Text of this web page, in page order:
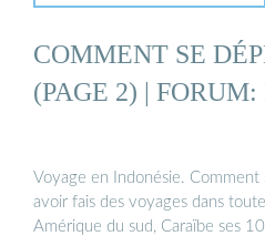
COMMENT SE
(PAGE 2) |
Voyage en Indonésie. Comment
avoir fais des voyages dans
Amérique du sud, Caraïbe ses